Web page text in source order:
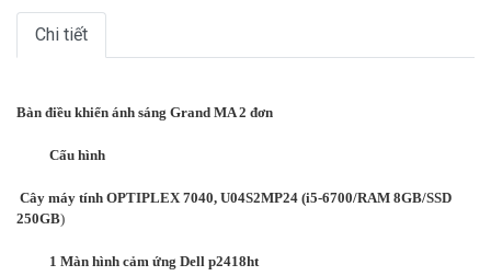
Chi tiết
Bàn điều khiển ánh sáng Grand MA 2 đơn
Cấu hình
Cây máy tính OPTIPLEX 7040, U04S2MP24 (i5-6700/RAM 8GB/SSD
250GB)
1 Màn hình cảm ứng Dell p2418ht